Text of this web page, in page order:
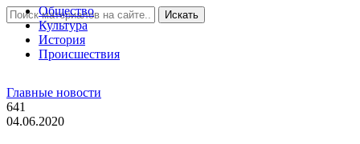
Искать
Общество
Культура
История
Проиcшествия
Главные новости
641
04.06.2020